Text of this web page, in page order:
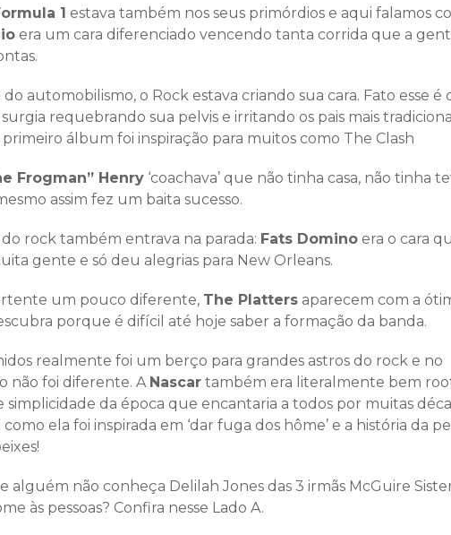
1 estava também nos seus primórdios e aqui falamos
era um cara diferenciado vencendo tanta corrida que a
automobilismo, o Rock estava criando sua cara. Fato esse é
surgia requebrando sua pelvis e irritando os pais mais
primeiro álbum foi inspiração para muitos como The Clash
Frogman” Henry ‘coachava’ que não tinha casa, não tinha
assim fez um baita sucesso.
rock também entrava na parada: Fats Domino era o cara
gente e só deu alegrias para New Orleans.
um pouco diferente, The Platters aparecem com a
porque é difícil até hoje saber a formação da banda.
realmente foi um berço para grandes astros do rock e no
não foi diferente. A Nascar também era literalmente bem
simplicidade da época que encantaria a todos por muitas
ela foi inspirada em ‘dar fuga dos hôme’ e a história da
alguém não conheça Delilah Jones das 3 irmãs McGuire
às pessoas? Confira nesse Lado A.